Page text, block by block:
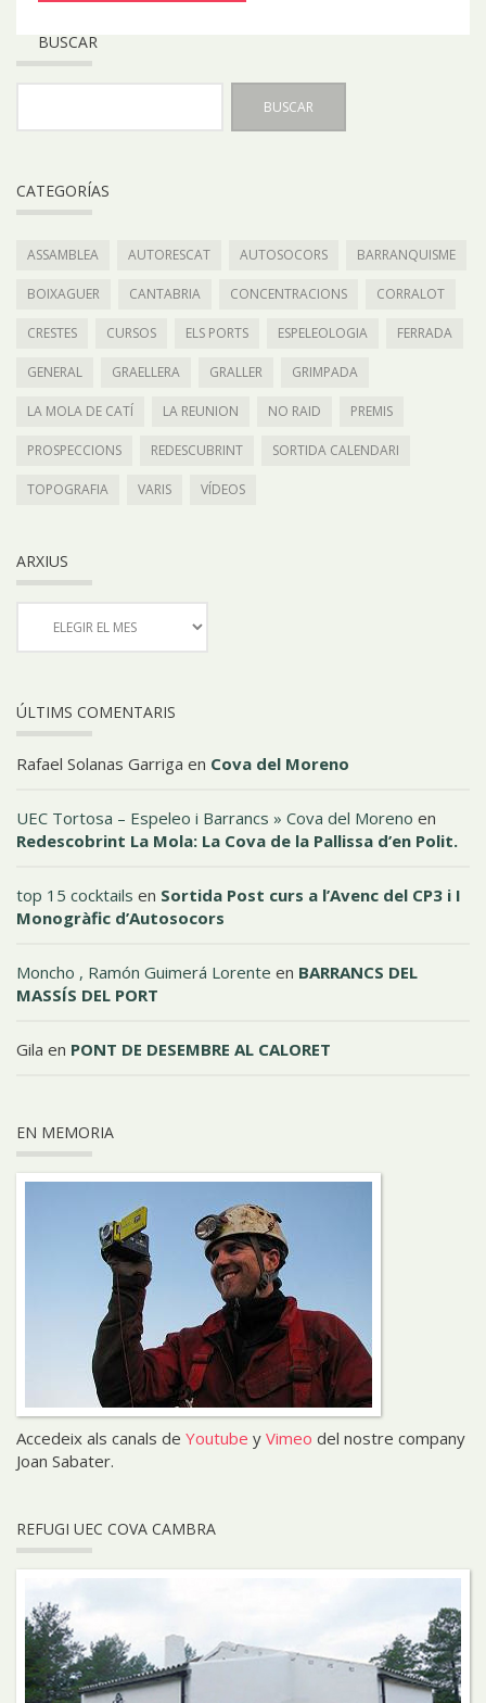
BUSCAR
CATEGORÍAS
ASSAMBLEA AUTORESCAT AUTOSOCORS BARRANQUISME
BOIXAGUER CANTABRIA CONCENTRACIONS CORRALOT
CRESTES CURSOS ELS PORTS ESPELEOLOGIA FERRADA
GENERAL GRAELLERA GRALLER GRIMPADA
LA MOLA DE CATÍ LA REUNION NO RAID PREMIS
PROSPECCIONS REDESCUBRINT SORTIDA CALENDARI
TOPOGRAFIA VARIS VÍDEOS
ARXIUS
ÚLTIMS COMENTARIS
Rafael Solanas Garriga en Cova del Moreno
UEC Tortosa – Espeleo i Barrancs » Cova del Moreno en
Redescobrint La Mola: La Cova de la Pallissa d’en Polit.
top 15 cocktails en Sortida Post curs a l’Avenc del CP3 i I
Monogràfic d’Autosocors
Moncho , Ramón Guimerá Lorente en BARRANCS DEL
MASSÍS DEL PORT
Gila en PONT DE DESEMBRE AL CALORET
EN MEMORIA
Accedeix als canals de Youtube y Vimeo del nostre company
Joan Sabater.
REFUGI UEC COVA CAMBRA